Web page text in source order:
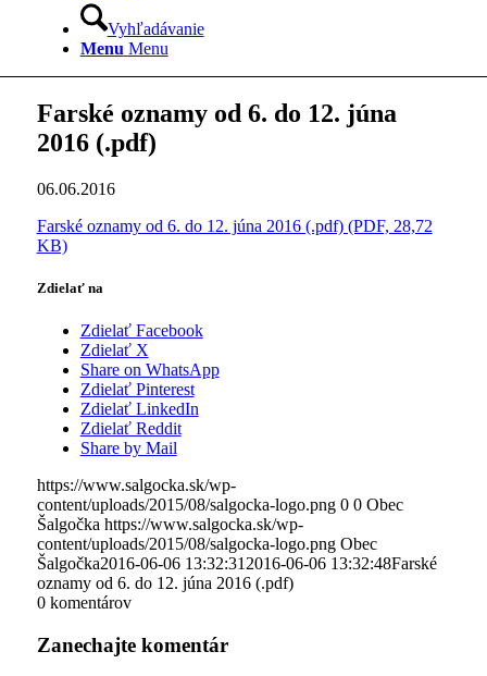
Vyhľadávanie
Menu Menu
Farské oznamy od 6. do 12. júna
2016 (.pdf)
06.06.2016
Farské oznamy od 6. do 12. júna 2016 (.pdf) (PDF, 28,72
KB)
Zdielať na
Zdielať Facebook
Zdielať X
Share on WhatsApp
Zdielať Pinterest
Zdielať LinkedIn
Zdielať Reddit
Share by Mail
https://www.salgocka.sk/wp-
content/uploads/2015/08/salgocka-logo.png 0 0 Obec
Šalgočka https://www.salgocka.sk/wp-
content/uploads/2015/08/salgocka-logo.png Obec
Šalgočka2016-06-06 13:32:31 2016-06-06 13:32:48Farské
oznamy od 6. do 12. júna 2016 (.pdf)
0 komentárov
Zanechajte komentár